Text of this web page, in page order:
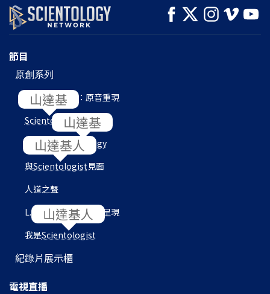
觀看 探索系列節目
節目
原創系列
L. 羅恩 賀伯特：原音重現
Scientology 內部
目的地：Scientology
與Scientologist見面
人道之聲
L. 羅恩 賀伯特圖書館呈現
我是Scientologist
紀錄片展示櫃
電視直播